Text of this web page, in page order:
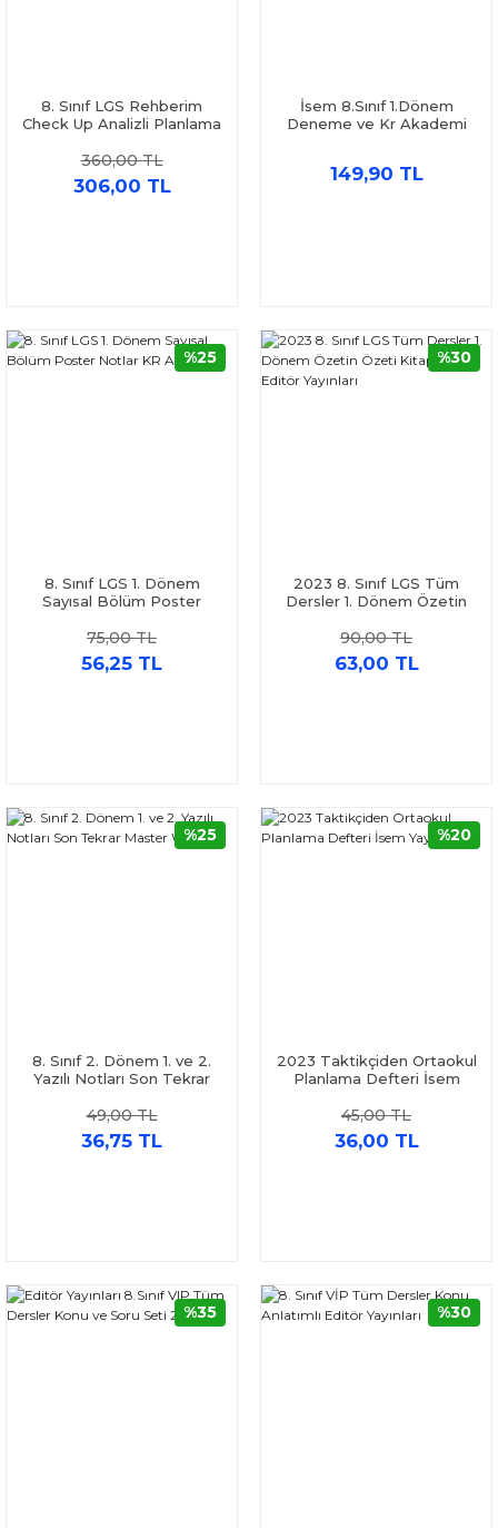
8. Sınıf LGS Rehberim
Check Up Analizli Planlama
360,00 TL
306,00 TL
İsem 8.Sınıf 1.Dönem
Deneme ve Kr Akademi
149,90 TL
8. Sınıf LGS 1. Dönem
Sayısal Bölüm Poster
75,00 TL
56,25 TL
%25
2023 8. Sınıf LGS Tüm
Dersler 1. Dönem Özetin
Yayınları
90,00 TL
63,00 TL
%30
8. Sınıf 2. Dönem 1. ve 2.
Yazılı Notları Son Tekrar
49,00 TL
36,75 TL
%25
2023 Taktikçiden Ortaokul
Planlama Defteri İsem
45,00 TL
36,00 TL
%20
%35 %30